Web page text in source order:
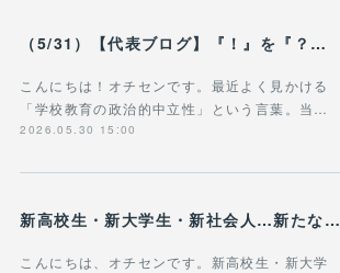
（5/31）【代表ブログ】『！』を『？』に変えるだけで、 政治の対話は動き出す。 - 政治的中立は「状態」じゃなく「ふるまい」だ。
こんにちは！オチセンです。最近よく見かける
「学校教育の政治的中立性」という言葉。当…
2026.05.30 15:00
新高校生・新大学生・新社会人…新たなステージに立った皆様へ
こんにちは、オチセンです。新高校生・新大学